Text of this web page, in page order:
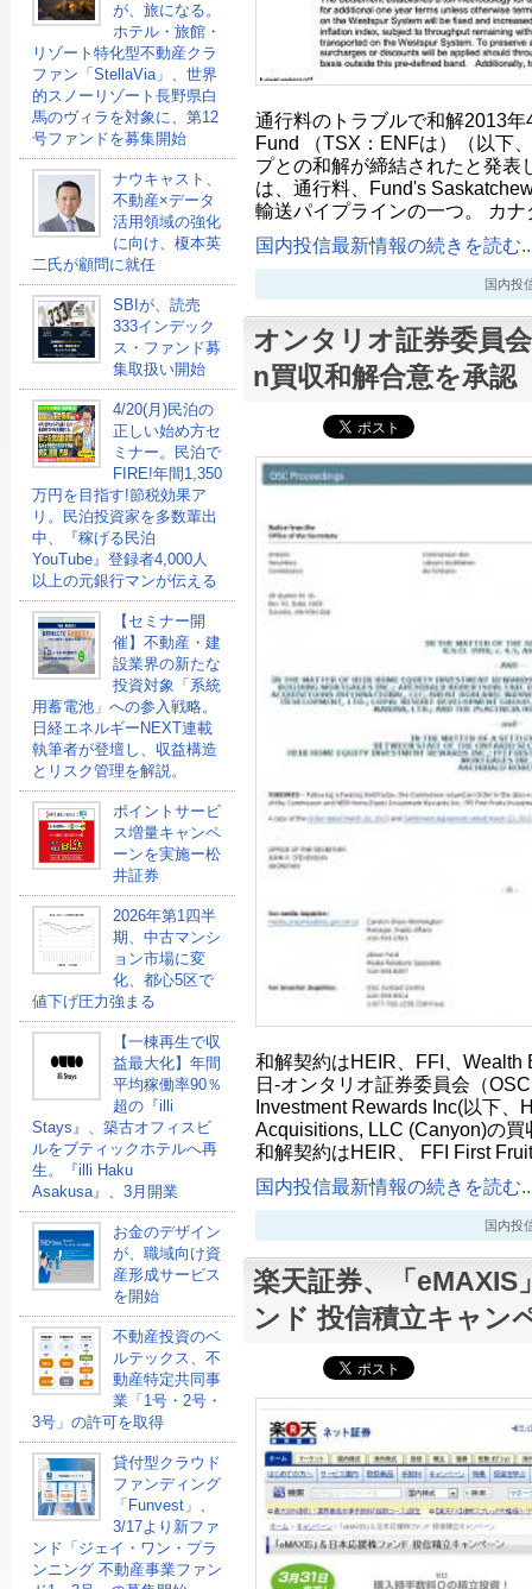
が、旅になる。
ホテル・旅館・
リゾート特化型不動産クラ
ファン「StellaVia」、世界
的スノーリゾート長野県白
馬のヴィラを対象に、第12
号ファンドを募集開始
ナウキャスト、
不動産×データ
活用領域の強化
に向け、榎本英
二氏が顧問に就任
SBIが、読売
333インデック
ス・ファンド募
集取扱い開始
4/20(月)民泊の
正しい始め方セ
ミナー。民泊で
FIRE!年間1,350
万円を目指す!節税効果ア
リ。民泊投資家を多数輩出
中、『稼げる民泊
YouTube』登録者4,000人
以上の元銀行マンが伝える
【セミナー開
催】不動産・建
設業界の新たな
投資対象「系統
用蓄電池」への参入戦略。
日経エネルギーNEXT連載
執筆者が登壇し、収益構造
とリスク管理を解説。
ポイントサービ
ス増量キャンペ
ーンを実施ー松
井証券
2026年第1四半
期、中古マンシ
ョン市場に変
化、都心5区で
値下げ圧力強まる
【一棟再生で収
益最大化】年間
平均稼働率90％
超の『illi
Stays』、築古オフィスビ
ルをブティックホテルへ再
生。『illi Haku
Asakusa』、3月開業
お金のデザイン
が、職域向け資
産形成サービス
を開始
不動産投資のベ
ルテックス、不
動産特定共同事
業「1号・2号・
3号」の許可を取得
貸付型クラウド
ファンディング
「Funvest」、
3/17より新ファ
ンド「ジェイ・ワン・プラ
ンニング 不動産事業ファン
通行料のトラブルで和解2013
Fund （TSX：ENFは）（以下
プとの和解が締結されたと発表
は、通行料、Fund's
輸送パイプラインの一つ。 カ
国内投信最新情報の続きを読む
国内投
オンタリオ証券委員
n買収和解合意を承認
和解契約はHEIR、FFI、
日-オンタリオ証券委員会（
Investment Rewards Inc(以下、
Acquisitions, LLC (Canyon)の
和解契約はHEIR、 FFI First
国内投信最新情報の続きを読む
国内投
楽天証券、「eMAXIS
ンド 投信積立キャン